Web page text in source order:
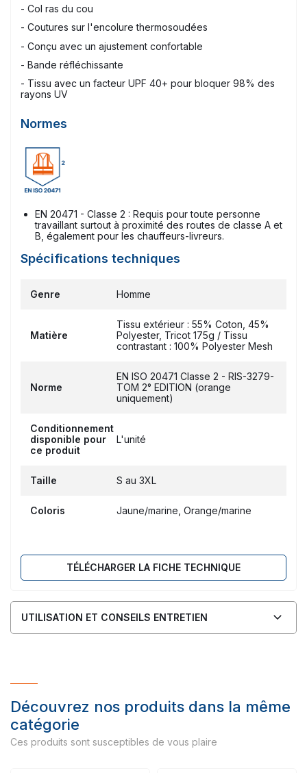
- Col ras du cou
- Coutures sur l'encolure thermosoudées
- Conçu avec un ajustement confortable
- Bande réfléchissante
- Tissu avec un facteur UPF 40+ pour bloquer 98% des
rayons UV
Normes
EN 20471 - Classe 2 : Requis pour toute personne
travaillant surtout à proximité des routes de classe A et
B, également pour les chauffeurs-livreurs.
Spécifications techniques
Genre Homme
Matière
Tissu extérieur : 55% Coton, 45%
Polyester, Tricot 175g / Tissu
contrastant : 100% Polyester Mesh
Norme
EN ISO 20471 Classe 2 - RIS-3279-
TOM 2° EDITION (orange
uniquement)
Conditionnement
disponible pour
ce produit
L'unité
Taille S au 3XL
Coloris Jaune/marine, Orange/marine
TÉLÉCHARGER LA FICHE TECHNIQUE
UTILISATION ET CONSEILS ENTRETIEN
Découvrez nos produits dans la même
catégorie
Ces produits sont susceptibles de vous plaire